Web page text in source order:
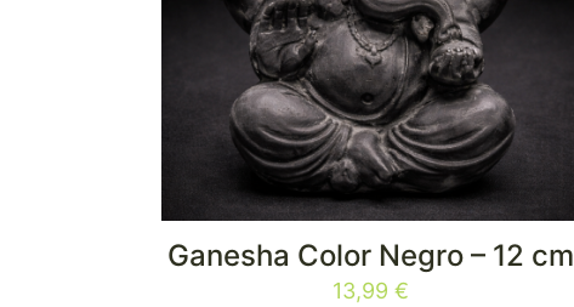
Ganesha Color Negro – 12 cm
13,99 €